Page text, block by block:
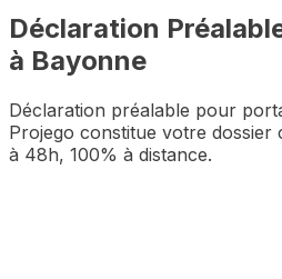
Déclaration
à Bayonne
Déclaration préalable pour
Projego constitue votre dossier
à 48h, 100% à distance.